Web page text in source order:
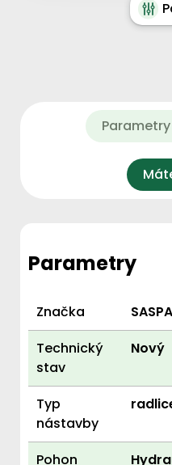
Parametry
Značka
Technický
stav
Nový
Typ
nástavby
Pohon